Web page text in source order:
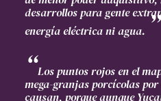
desarrollos para gente
energía eléctrica ni agua.
Los puntos rojos en el
mega-granjas porcícolas
causan, porque aunque